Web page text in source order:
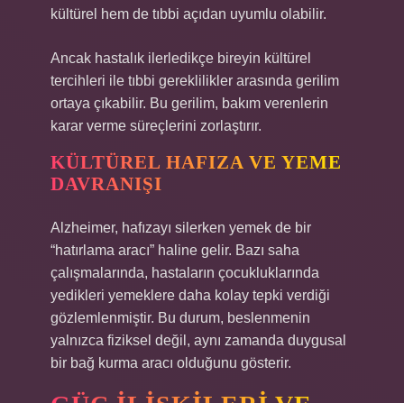
kültürel hem de tıbbi açıdan uyumlu olabilir.
Ancak hastalık ilerledikçe bireyin kültürel
tercihleri ile tıbbi gereklilikler arasında gerilim
ortaya çıkabilir. Bu gerilim, bakım verenlerin
karar verme süreçlerini zorlaştırır.
KÜLTÜREL HAFIZA VE YEME
DAVRANIŞI
Alzheimer, hafızayı silerken yemek de bir
“hatırlama aracı” haline gelir. Bazı saha
çalışmalarında, hastaların çocukluklarında
yedikleri yemeklere daha kolay tepki verdiği
gözlemlenmiştir. Bu durum, beslenmenin
yalnızca fiziksel değil, aynı zamanda duygusal
bir bağ kurma aracı olduğunu gösterir.